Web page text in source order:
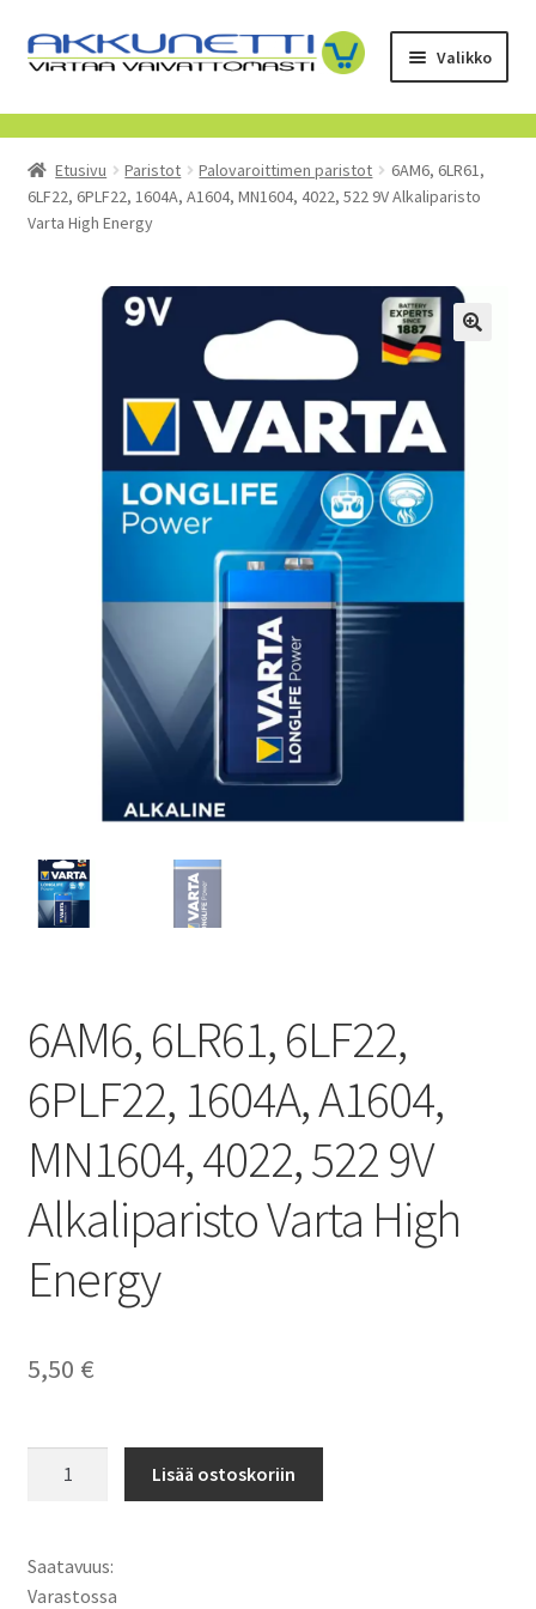
Siirry
navigointiin
Siirry
sisältöön
Valikko
Kauppa
Tietoa meistä
Toimitusehdot
POISTUVAT TUOTTEET
Etusivu Paristot Palovaroittimen paristot
6AM6, 6LR61,
6LF22, 6PLF22, 1604A, A1604, MN1604, 4022, 522 9V Alkaliparisto
Varta High Energy
6AM6, 6LR61, 6LF22,
6PLF22, 1604A, A1604,
MN1604, 4022, 522 9V
Alkaliparisto Varta High
Energy
5,50 €
1604A,
Lisää ostoskoriin
Saatavuus:
Varastossa